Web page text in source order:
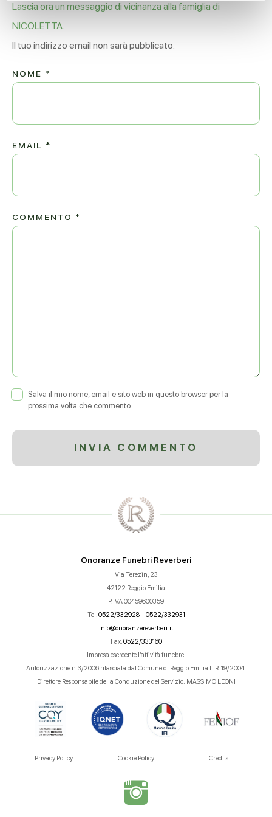
Lascia ora un messaggio di vicinanza alla famiglia di
NICOLETTA.
Il tuo indirizzo email non sarà pubblicato.
COMMENTO *
NOME *
EMAIL *
Salva il mio nome, email e sito web in questo browser per la
prossima volta che commento.
Onoranze Funebri Reverberi
Via Terezin, 23
42122 Reggio Emilia
P.IVA 00459600359
Tel. 0522/332928–0522/332931
info@onoranzereverberi.it
Fax. 0522/333160
Impresa esercente l’attività funebre.
Autorizzazione n.3/2006 rilasciata dal Comune di Reggio Emilia L.R. 19/2004.
Direttore Responsabile della Conduzione del Servizio: MASSIMO LEONI
Privacy Policy Cookie Policy Credits